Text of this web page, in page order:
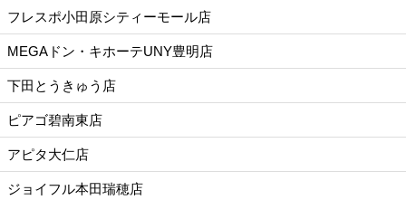
フレスポ小田原シティーモール店
MEGAドン・キホーテUNY豊明店
下田とうきゅう店
ピアゴ碧南東店
アピタ大仁店
ジョイフル本田瑞穂店